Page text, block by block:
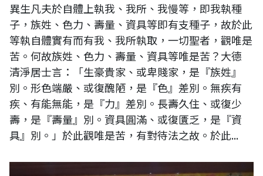
異生凡夫於自體上執我、我所、我慢等，即我執種
子，族姓、色力、壽量、資具等即有支種子，故於此
等執自體實有而有我、我所執取，一切聖者，觀唯是
苦。何故族姓、色力、壽量、資具等唯是苦？大德
清淨居士言：「生豪貴家、或卑賤家，是『族姓』
別。形色端嚴、或復醜陋，是『色』差別。無疾有
疾、有能無能，是『力』差別。長壽久住、或復少
壽，是『壽量』別。資具圓滿、或復匱乏，是『資
具』別。」於此觀唯是苦，有對待法之故。於此...